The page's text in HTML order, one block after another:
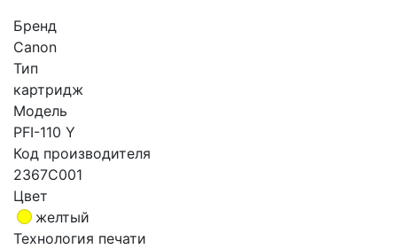
Бренд
Canon
Тип
картридж
Модель
PFI-110 Y
Код производителя
2367C001
Цвет
желтый
Технология печати